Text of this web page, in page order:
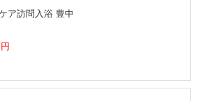
ア訪問入浴 豊中